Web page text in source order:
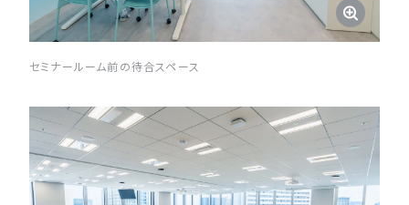
セミナールーム前の待合スペース